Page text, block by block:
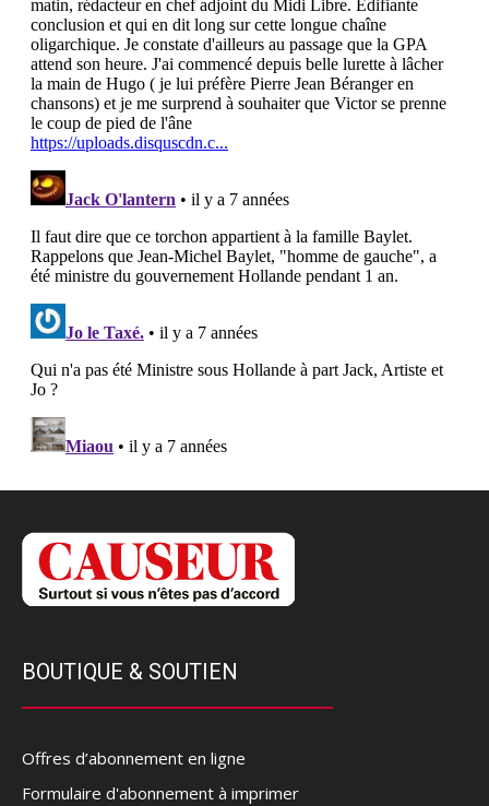
BOUTIQUE & SOUTIEN
Offres d’abonnement en ligne
Formulaire d'abonnement à imprimer